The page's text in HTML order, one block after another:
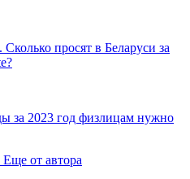
просят в Беларуси за
за 2023 год физлицам нужно
Еще от автора